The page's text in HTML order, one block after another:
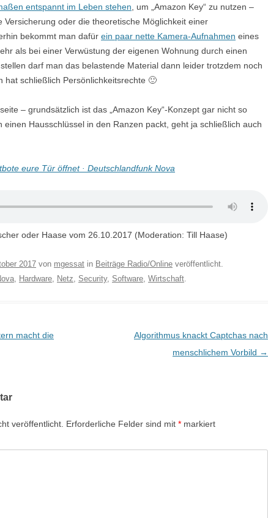
entspannt im Leben stehen , um „Amazon Key“ zu nutzen –
Versicherung oder die theoretische Möglichkeit einer
bekommt man dafür ein paar nette Kamera-Aufnahmen eines
als bei einer Verwüstung der eigenen Wohnung durch einen
darf man das belastende Material dann leider trotzdem noch
hat schließlich Persönlichkeitsrechte 🙂
– grundsätzlich ist das „Amazon Key“-Konzept gar nicht so
einen Hausschlüssel in den Ranzen packt, geht ja schließlich auch
eure Tür öffnet · Deutschlandfunk Nova
oder Haase vom 26.10.2017 (Moderation: Till Haase)
2017 von mgessat in Beiträge Radio/Online veröffentlicht.
, Hardware, Netz, Security, Software, Wirtschaft.
macht die
Algorithmus knackt Captchas nach
menschlichem Vorbild →
veröffentlicht. Erforderliche Felder sind mit * markiert